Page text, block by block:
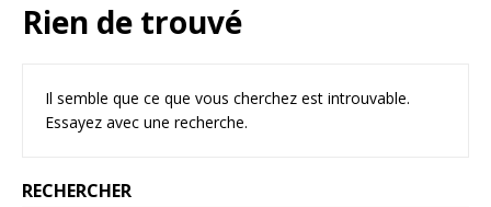
Rien de trouvé
Il semble que ce que vous cherchez est introuvable.
Essayez avec une recherche.
RECHERCHER